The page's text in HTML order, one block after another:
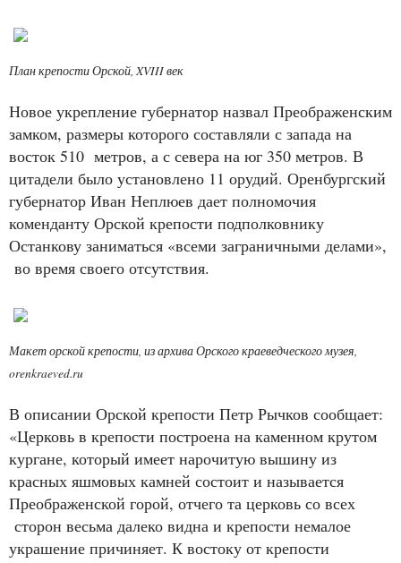
План крепости Орской, XVIII век
Новое укрепление губернатор назвал Преображенским
замком, размеры которого составляли с запада на
восток 510 метров, а с севера на юг 350 метров. В
цитадели было установлено 11 орудий. Оренбургский
губернатор Иван Неплюев дает полномочия
коменданту Орской крепости подполковнику
Останкову заниматься «всеми заграничными делами»,
во время своего отсутствия.
Макет орской крепости, из архива Орского краеведческого музея,
orenkraeved.ru
В описании Орской крепости Петр Рычков сообщает:
«Церковь в крепости построена на каменном крутом
кургане, который имеет нарочитую вышину из
красных яшмовых камней состоит и называется
Преображенской горой, отчего та церковь со всех
сторон весьма далеко видна и крепости немалое
украшение причиняет. К востоку от крепости